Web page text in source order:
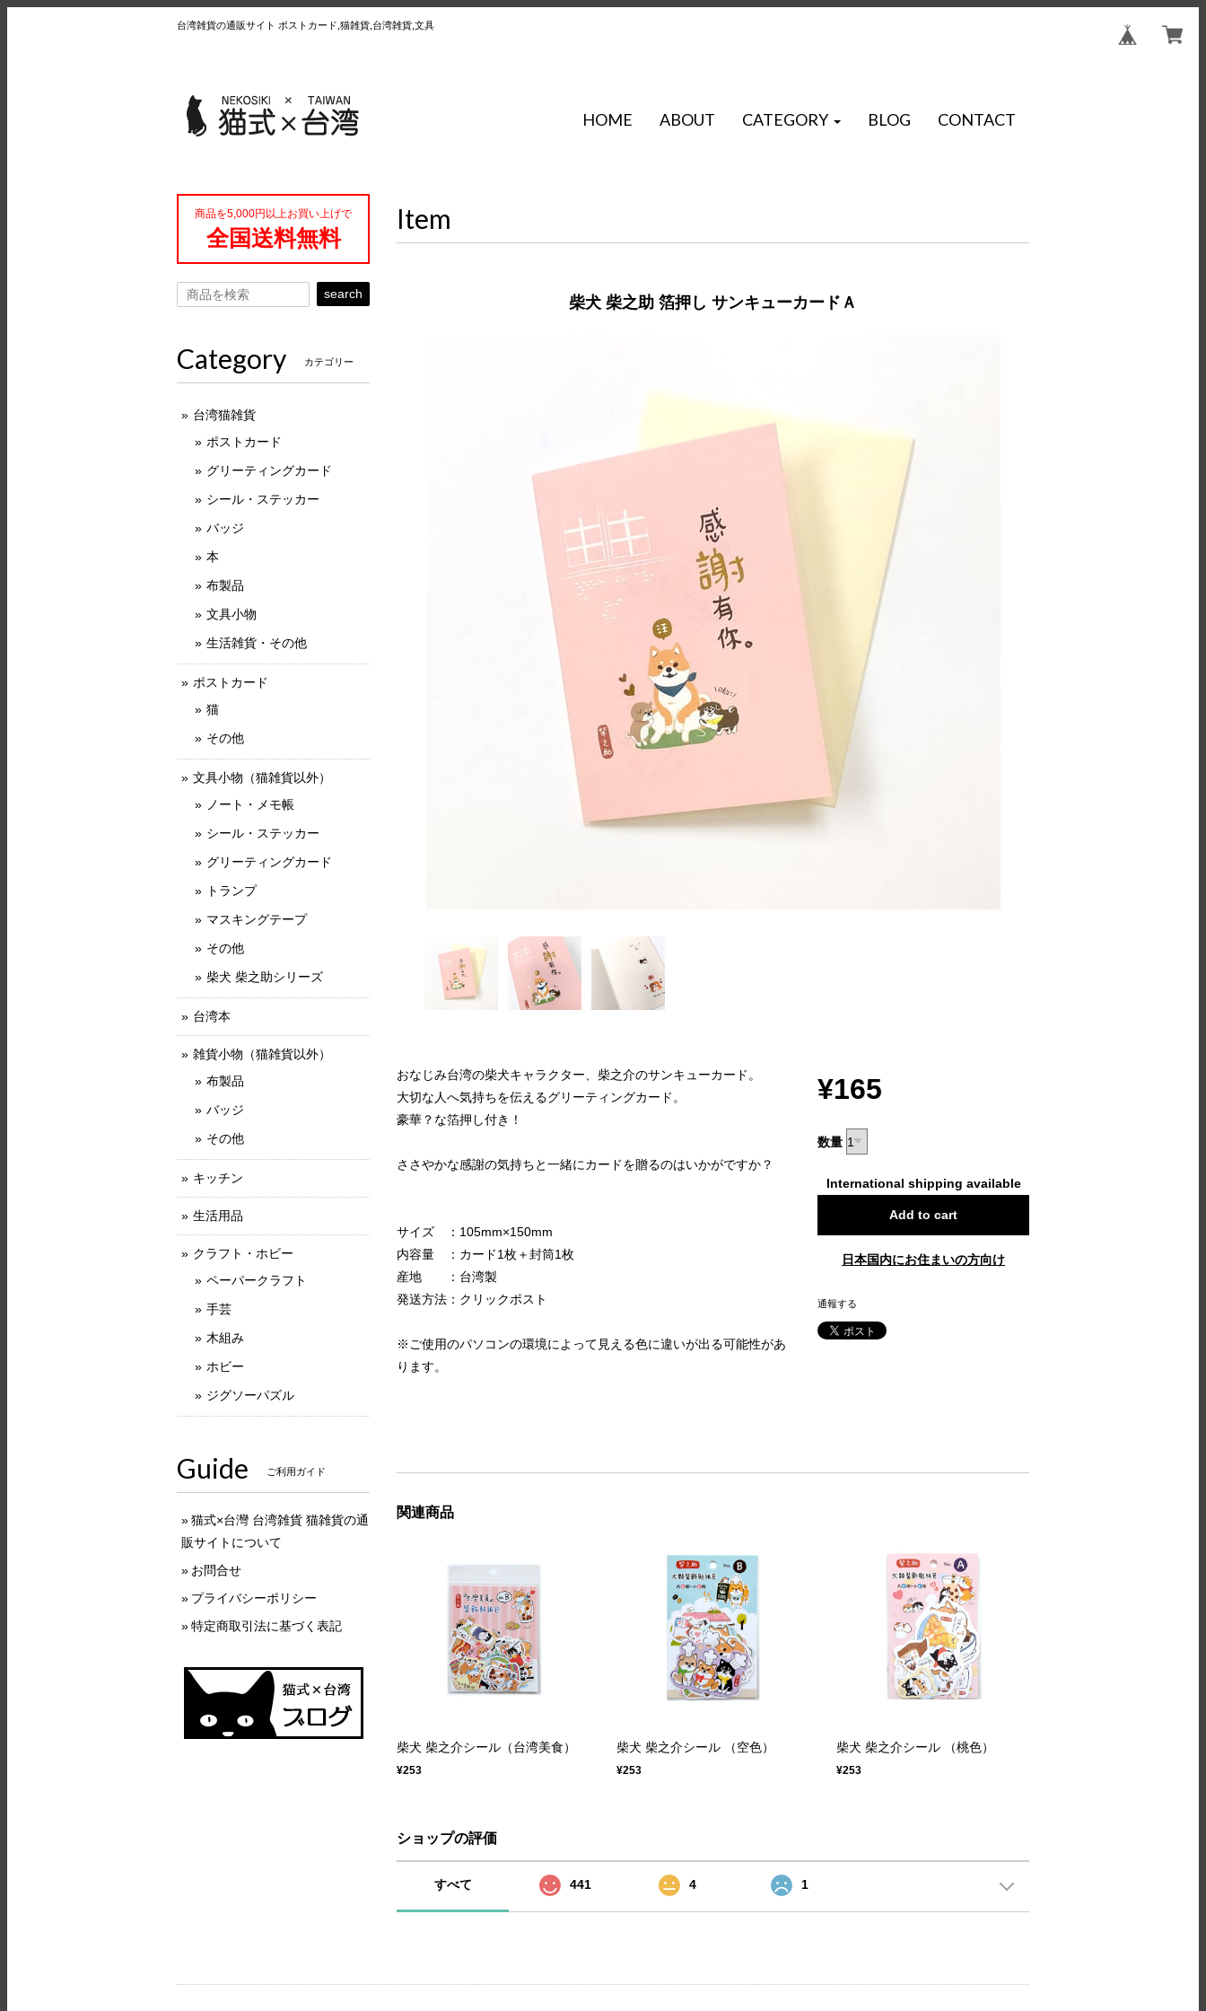
台湾雑貨の通販サイト ポストカード,猫雑貨,台湾雑貨,文具
HOME ABOUT CATEGORY BLOG CONTACT
Item
柴犬 柴之助 箔押し サンキューカードＡ
おなじみ台湾の柴犬キャラクター、柴之介のサンキューカード。
大切な人へ気持ちを伝えるグリーティングカード。
豪華？な箔押し付き！
ささやかな感謝の気持ちと一緒にカードを贈るのはいかがですか？
サイズ ：105mm×150mm
内容量 ：カード1枚＋封筒1枚
産地 ：台湾製
発送方法：クリックポスト
※ご使用のパソコンの環境によって見える色に違いが出る可能性があ
ります。
¥165
数量
International shipping available
Add to cart
日本国内にお住まいの方向け
通報する
関連商品
柴犬 柴之介シール（台湾美食）
¥253
柴犬 柴之介シール （空色）
¥253
柴犬 柴之介シール （桃色）
¥253
ショップの評価
すべて 441 4 1
商品を5,000円以上お買い上げで
全国送料無料
search
Category カテゴリー
台湾猫雑貨
ポストカード
グリーティングカード
シール・ステッカー
バッジ
本
布製品
文具小物
生活雑貨・その他
ポストカード
猫
その他
文具小物（猫雑貨以外）
ノート・メモ帳
シール・ステッカー
グリーティングカード
トランプ
マスキングテープ
その他
柴犬 柴之助シリーズ
台湾本
雑貨小物（猫雑貨以外）
布製品
バッジ
その他
キッチン
生活用品
クラフト・ホビー
ペーパークラフト
手芸
木組み
ホビー
ジグソーパズル
Guide ご利用ガイド
猫式×台灣 台湾雑貨 猫雑貨の通
販サイトについて
お問合せ
プライバシーポリシー
特定商取引法に基づく表記